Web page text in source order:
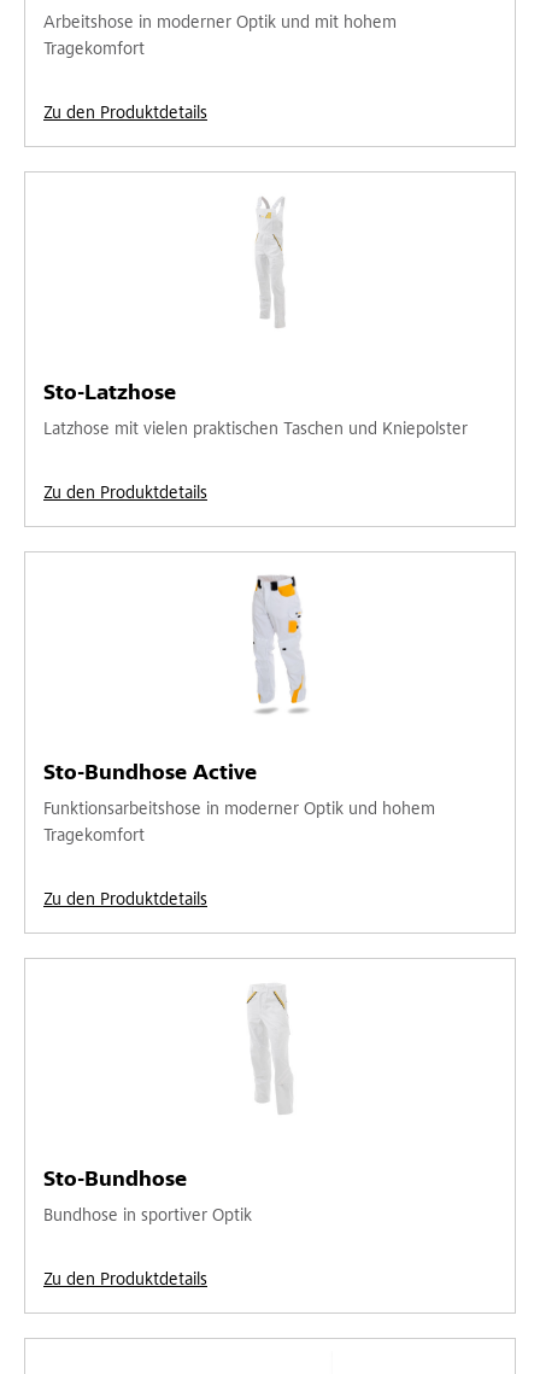
Arbeitshose in moderner Optik und mit hohem
Tragekomfort
Zu den Produktdetails
Sto-Latzhose
Latzhose mit vielen praktischen Taschen und Kniepolster
Zu den Produktdetails
Sto-Bundhose Active
Funktionsarbeitshose in moderner Optik und hohem
Tragekomfort
Zu den Produktdetails
Sto-Bundhose
Bundhose in sportiver Optik
Zu den Produktdetails